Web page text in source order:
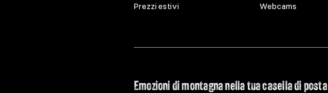
Prezzi estivi Webcams
Emozioni di montagna nella tua casella di posta